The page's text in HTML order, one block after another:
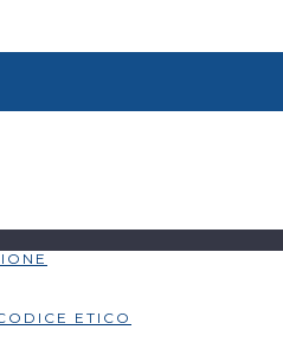
ETICO